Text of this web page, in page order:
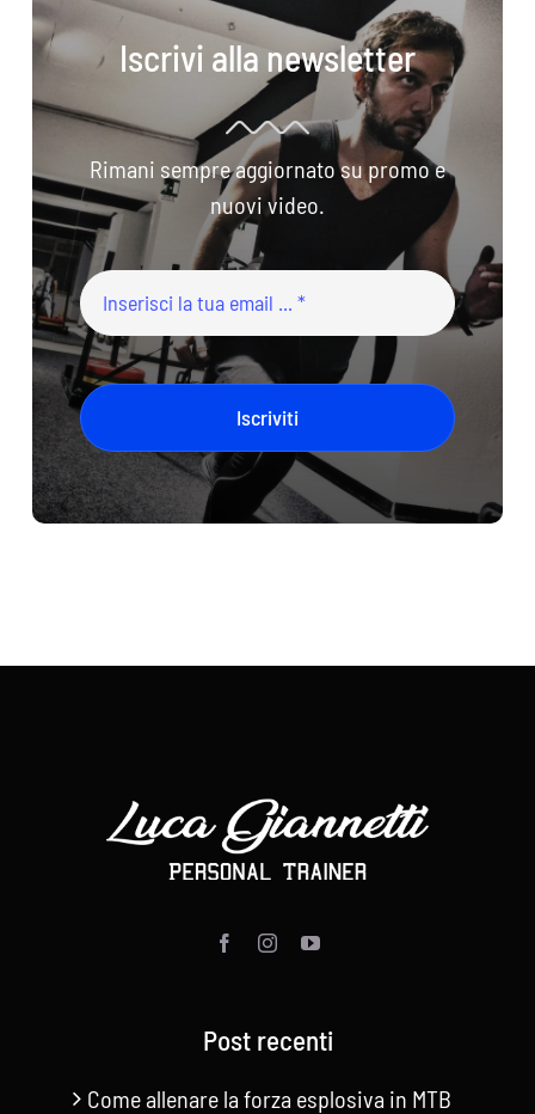
Iscrivi alla newsletter
Rimani sempre aggiornato su promo e
nuovi video.
Iscriviti
Post recenti
Come allenare la forza esplosiva in MTB